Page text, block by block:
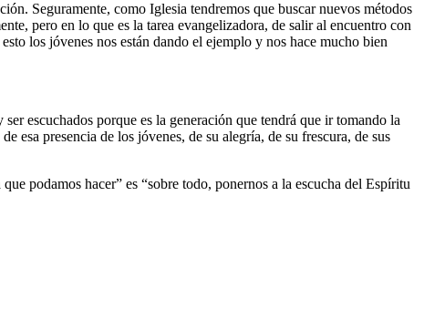
Seguramente, como Iglesia tendremos que buscar nuevos métodos
pero en lo que es la tarea evangelizadora, de salir al encuentro con
los jóvenes nos están dando el ejemplo y nos hace mucho bien
escuchados porque es la generación que tendrá que ir tomando la
esa presencia de los jóvenes, de su alegría, de su frescura, de sus
podamos hacer” es “sobre todo, ponernos a la escucha del Espíritu